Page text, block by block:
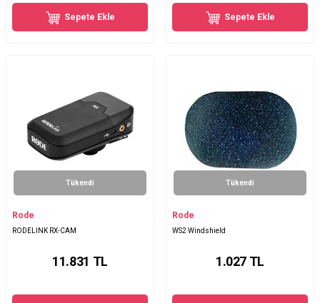
Sepete Ekle Sepete Ekle
Tükendi
Rode
RODELINK RX-CAM
11.831 TL
Tükendi
Rode
WS2 Windshield
1.027 TL